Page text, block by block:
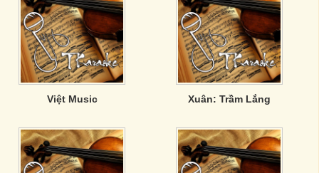
Việt Music Xuân: Trầm Lắng